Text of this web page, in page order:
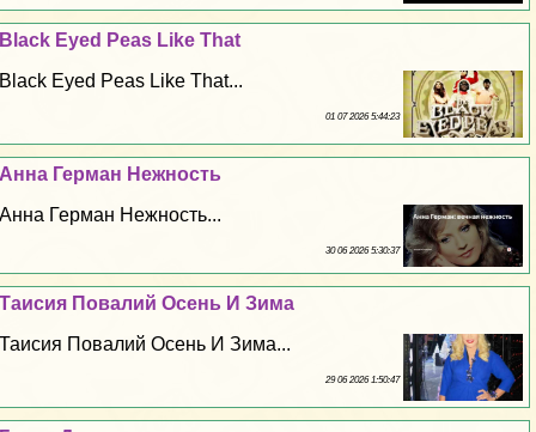
Black Eyed Peas Like That
Black Eyed Peas Like That...
01 07 2026 5:44:23
Анна Герман Нежность
Анна Герман Нежность...
30 06 2026 5:30:37
Таисия Повалий Осень И Зима
Таисия Повалий Осень И Зима...
29 06 2026 1:50:47